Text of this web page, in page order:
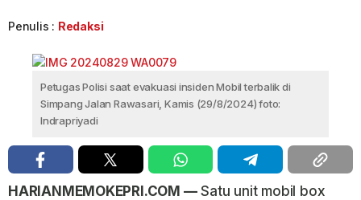
Penulis : Redaksi
Petugas Polisi saat evakuasi insiden Mobil terbalik di
Simpang Jalan Rawasari, Kamis (29/8/2024) foto:
Indrapriyadi
HARIANMEMOKEPRI.COM —Satu unit mobil box